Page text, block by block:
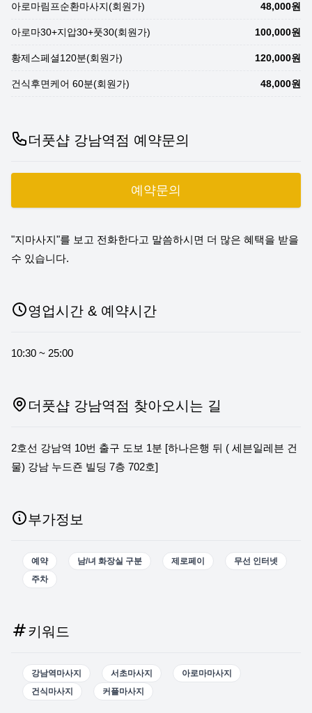
아로마림프순환마사지(회원가) 48,000원
아로마30+지압30+풋30(회원가) 100,000원
황제스페셜120분(회원가) 120,000원
건식후면케어 60분(회원가) 48,000원
더풋샵 강남역점 예약문의
예약문의
"지마사지"를 보고 전화한다고 말씀하시면 더 많은 혜택을 받을
수 있습니다.
영업시간 & 예약시간
10:30 ~ 25:00
더풋샵 강남역점 찾아오시는 길
2호선 강남역 10번 출구 도보 1분 [하나은행 뒤 ( 세븐일레븐 건
물) 강남 누드죤 빌딩 7층 702호]
부가정보
예약 남/녀 화장실 구분 제로페이
무선 인터넷
주차
키워드
강남역마사지 서초마사지
아로마마사지
건식마사지
커플마사지